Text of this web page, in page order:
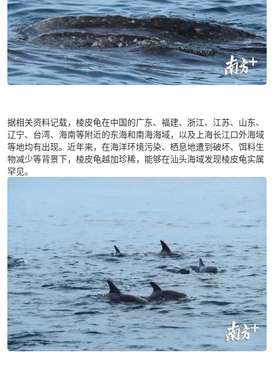
据相关资料记载，棱皮龟在中国的广东、福建、浙江、江苏、山东、
辽宁、台湾、海南等附近的东海和南海海域，以及上海长江口外海域
等地均有出现。近年来，在海洋环境污染、栖息地遭到破坏、饵料生
物减少等背景下，棱皮龟越加珍稀，能够在汕头海域发现棱皮龟实属
罕见。